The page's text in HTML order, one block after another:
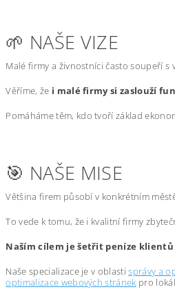
🌱 NAŠE VIZE
Malé firmy a živnostníci často soupeří
Věříme, že i malé firmy si zaslouží
Pomáháme těm, kdo tvoří základ
🎯 NAŠE MISE
Většina firem působí v konkrétním
To vede k tomu, že i kvalitní firmy
Naším cílem je šetřit peníze
Naše specializace je v oblastisprávy a
optimalizace webových stránek pro